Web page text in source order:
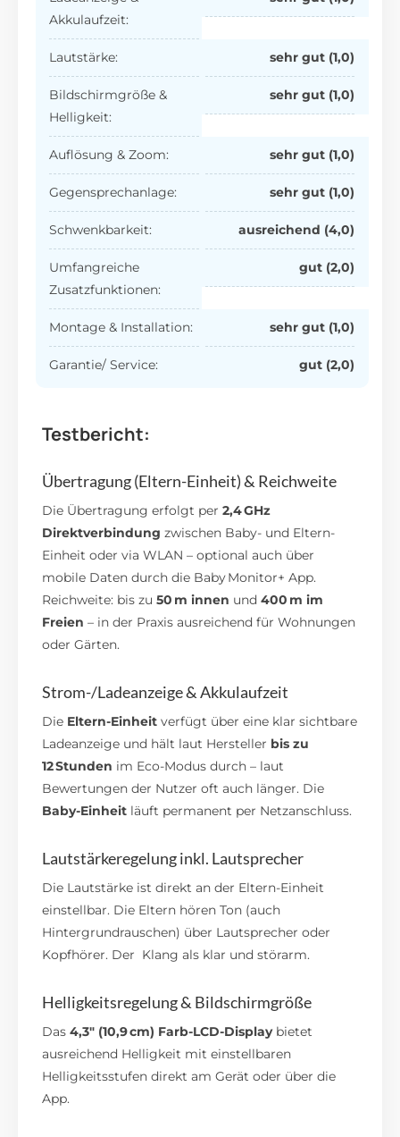
Akkulaufzeit:
Lautstärke: sehr gut (1,0)
Bildschirmgröße &
Helligkeit:
sehr gut (1,0)
Auflösung & Zoom: sehr gut (1,0)
Gegensprechanlage: sehr gut (1,0)
Schwenkbarkeit: ausreichend (4,0)
Umfangreiche
Zusatzfunktionen:
gut (2,0)
Montage & Installation: sehr gut (1,0)
Garantie/ Service: gut (2,0)
Testbericht:
Übertragung (Eltern-Einheit) & Reichweite
Die Übertragung erfolgt per2,4 GHz
Direktverbindung zwischen Baby- und Eltern-
Einheit oder via WLAN – optional auch über
mobile Daten durch die Baby Monitor+ App.
Reichweite: bis zu50 m innen und400 m im
Freien – in der Praxis ausreichend für Wohnungen
oder Gärten.
Strom-/Ladeanzeige & Akkulaufzeit
Die Eltern-Einheit verfügt über eine klar sichtbare
Ladeanzeige und hält laut Hersteller bis zu
12 Stunden im Eco-Modus durch – laut
Bewertungen der Nutzer oft auch länger. Die
Baby-Einheit läuft permanent per Netzanschluss.
Lautstärkeregelung inkl. Lautsprecher
Die Lautstärke ist direkt an der Eltern-Einheit
einstellbar. Die Eltern hören Ton (auch
Hintergrundrauschen) über Lautsprecher oder
Kopfhörer. Der Klang als klar und störarm.
Helligkeitsregelung & Bildschirmgröße
Das4,3″ (10,9 cm) Farb-LCD-Displaybietet
ausreichend Helligkeit mit einstellbaren
Helligkeitsstufen direkt am Gerät oder über die
App.